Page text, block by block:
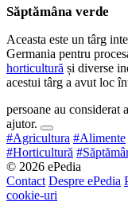
Săptămâna verde
Aceasta este un târg
Germania pentru
horticultură și diverse
acestui târg a avut loc
persoane au considerat
ajutor.
#Agricultura #Alimente
#Horticultură
© 2026 ePedia
Contact Despre ePedia
cookie-uri